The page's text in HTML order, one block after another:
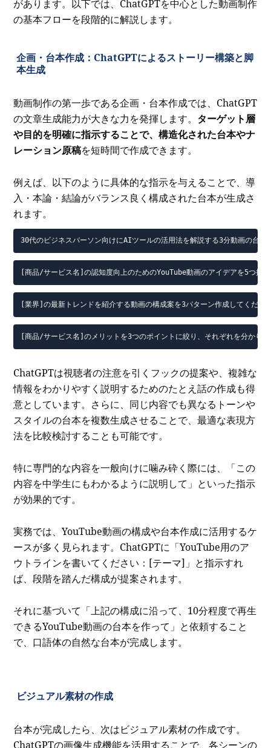
があります。以下では、ChatGPTを中心とした動画制作
の基本フローを段階的に解説します。
企画・台本作成：ChatGPTによるストーリー構築と脚
本生成
動画制作の第一歩である企画・台本作成では、ChatGPT
の文章生成能力が大きな力を発揮します。 ターゲット層
や目的を明確に指示することで、構造化された台本やナ
レーション原稿を短時間で作成できます。
例えば、以下のように具体的な指示を与えることで、導
入・本論・結論がバランス良く構成された台本が生成さ
れます。
30代のビジネスパーソン向けにAIツールの活用法を解説する3分動画の台本
[商品/サービス名]の認知度向上のためのYouTube動画のアイデアを5つ提
[業界]の最新トレンドを紹介する動画の構成案を3パターン作成してくださ
[商品/サービス名]のメリットを3つのポイントに絞り、それぞれを分かり
ChatGPTは視聴者の注意を引くフックの提案や、複雑な
情報をわかりやすく説明するためのたとえ話の作成も得
意としています。さらに、同じ内容でも異なるトーンや
スタイルの台本を複数生成させることで、最適な表現方
法を比較検討することも可能です。
特に専門的な内容を一般向けに噛み砕く際には、「この
内容を中学生にもわかるように説明して」といった指示
が効果的です。
実務では、YouTube動画の構成や台本作成に活用するケ
ースが多く見られます。ChatGPTに「YouTube用のア
ウトラインを書いてください：[テーマ]」と指示すれ
ば、段階を踏んだ構成が提案されます。
それに基づいて「上記の構成に沿って、10分程度で再生
できるYouTube動画の台本を作って」と依頼すること
で、口語体の自然な台本が完成します。
ビジュアル素材の作成
台本が完成したら、次はビジュアル素材の作成です。
ChatGPTの画像生成機能を活用することで、各シーンの